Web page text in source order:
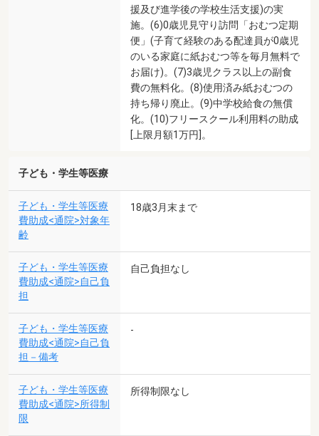
援及び進学後の学校生活支援)の実
施。(6)0歳児見守り訪問「おむつ定期
便」(子育て経験のある配達員が0歳児
のいる家庭に紙おむつ等を毎月無料で
お届け)。(7)3歳児クラス以上の副食
費の無料化。(8)使用済み紙おむつの
持ち帰り廃止。(9)中学校給食の無償
化。(10)フリースクール利用料の助成
[上限月額1万円]。
子ども・学生等医療
子ども・学生等医療
費助成<通院>対象年
齢
18歳3月末まで
子ども・学生等医療
費助成<通院>自己負
担
自己負担なし
子ども・学生等医療
費助成<通院>自己負
担－備考
-
子ども・学生等医療
費助成<通院>所得制
限
所得制限なし